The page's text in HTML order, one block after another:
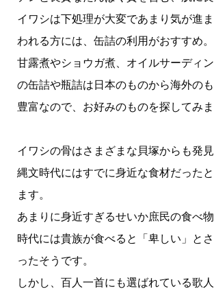
イワシは下処理が大変であまり気が進
われる方には、缶詰の利用がおすすめ。
甘露煮やショウガ煮、オイルサーディ
の缶詰や瓶詰は日本のものから海外の
豊富なので、お好みのものを探してみま
イワシの骨はさまざまな貝塚からも発見
縄文時代にはすでに身近な食材だった
ます。
あまりに身近すぎるせいか庶民の食べ
時代には貴族が食べると「卑しい」と
ったそうです。
しかし、百人一首にも選ばれている歌